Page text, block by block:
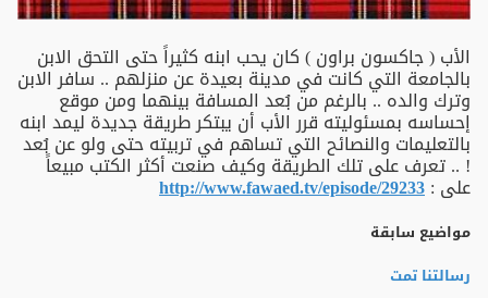
الأب ( جاكسون براون ) كان يحب ابنه كثيراً حتى التحق الابن
بالجامعة التي كانت في مدينة بعيدة عن منزلهم .. سافر الابن
وترك والده .. بالرغم من بُعد المسافة بينهما ومن موقع
إحساسه بمسئوليته قرر الأب أن يبتكر طريقة جديدة ليمد ابنه
بالتعليمات والنصائح التي تساهم في تربيته حتى ولو عن بُعد
! .. تعرف على تلك الطريقة وكيف صنعت أكثر الكتب مبيعاً
على :http://www.fawaed.tv/episode/29233
مواضيع سابقة
رسالتنا تمت